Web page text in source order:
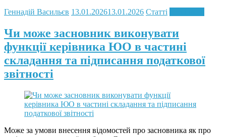
Геннадій Васильєв 13.01.202613.01.2026 Статті
Чи може засновник виконувати
функції керівника ЮО в частині
складання та підписання податкової
звітності
Може за умови внесення відомостей про засновника як про